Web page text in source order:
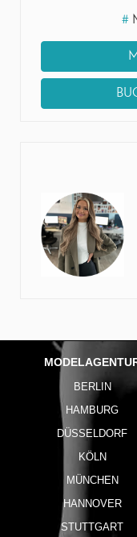
#
BERLIN
HAMBURG
DÜSSELDORF
KÖLN
MÜNCHEN
HANNOVER
STUTTGART